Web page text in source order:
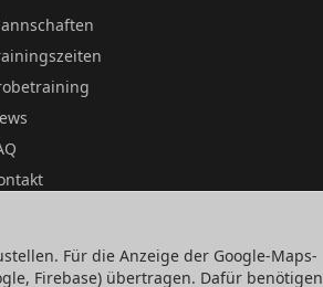
Für die Anzeige der Google-Maps-
Firebase) übertragen. Dafür benötigen